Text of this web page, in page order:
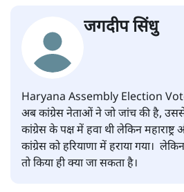
जगदीप सिंधु
Haryana Assembly Election
अब कांग्रेस नेताओं ने जो जांच की है,
कांग्रेस के पक्ष में हवा थी लेकिन
कांग्रेस को हरियाणा में हराया गया।
तो किया ही क्या जा सकता है।